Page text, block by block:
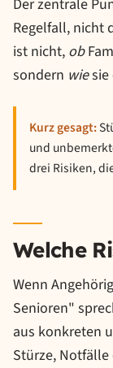
Der zentrale
Regelfall, nicht
ist nicht, ob
sondern wiesie
Kurz gesagt:
und
drei Risiken,
Welche
Wenn
Senioren"
aus konkreten
Stürze,